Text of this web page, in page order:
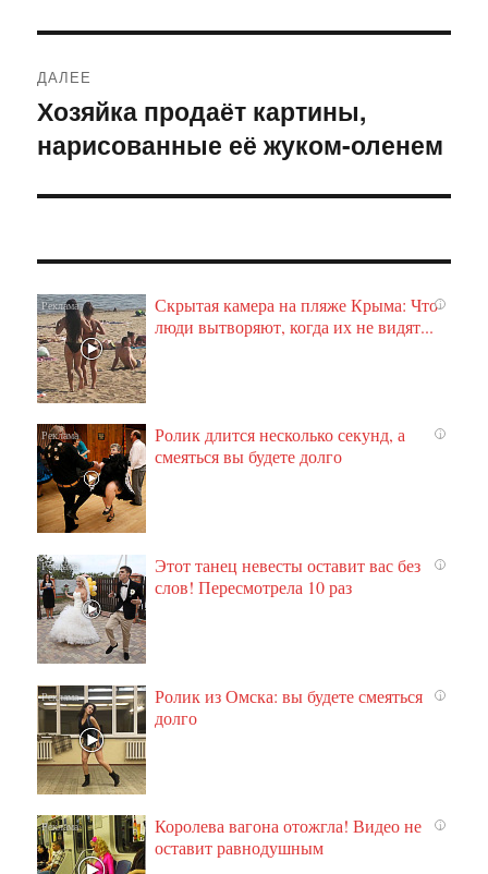
ДАЛЕЕ
Следующая
запись:
Хозяйка продаёт картины,
нарисованные её жуком-оленем
i
Скрытая камера на пляже Крыма: Что
люди вытворяют, когда их не видят...
i
Ролик длится несколько секунд, а
смеяться вы будете долго
i
Этот танец невесты оставит вас без
слов! Пересмотрела 10 раз
i
Ролик из Омска: вы будете смеяться
долго
i
Королева вагона отожгла! Видео не
оставит равнодушным